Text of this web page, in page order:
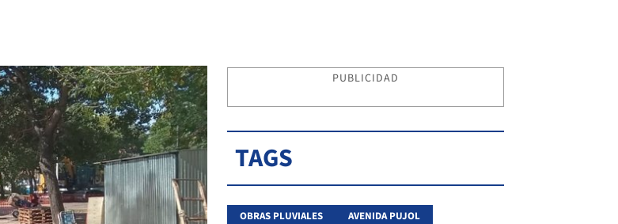
PUBLICIDAD
TAGS
OBRAS PLUVIALES AVENIDA PUJOL